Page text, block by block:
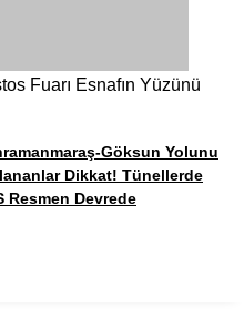
Fuarı Esnafın Yüzünü
Göksun Yolunu
Dikkat! Tünellerde
Resmen Devrede